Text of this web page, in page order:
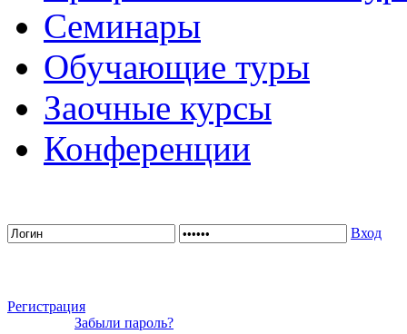
Семинары
Обучающие туры
Заочные курсы
Конференции
Вход
Регистрация
Забыли пароль?